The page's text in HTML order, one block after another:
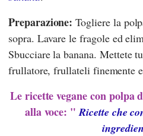
Preparazione: Togliere la
sopra. Lavare le fragole ed
Sbucciare la banana. Mettete
frullatore, frullateli finemente
Le ricette vegane con polpa
alla voce: "Ricette che